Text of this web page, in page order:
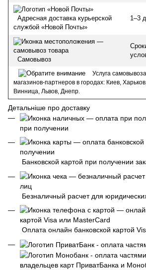
Адресная доставка курьерской
службой «Новой Почты»
1–3
Самовывоз
Услуга
магазинов-партнеров в городах: Киев,
Винница, Львов, Днепр.
Детальніше про доставку
при получении
Банковской картой при получении
Безналичный расчет для
Оплата онлайн банковской картой
владельцев карт ПриватБанка и